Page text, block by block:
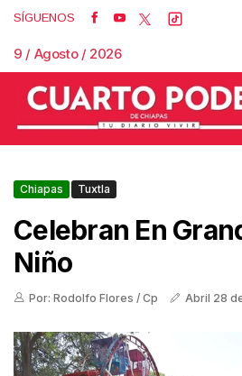
SÍGUENOS
9 / Agosto / 2026
Chiapas Tuxtla
Celebran En
Niño
Por: Rodolfo Flores / Cp Abril 28